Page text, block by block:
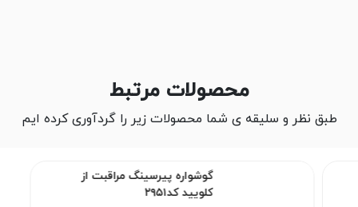
محصولات مرتبط
طبق نظر و سلیقه ی شما محصولات زیر را گردآوری کرده ایم
گوشواره پیرسینگ مراقبت از
کلویید کد۲۹۵۱